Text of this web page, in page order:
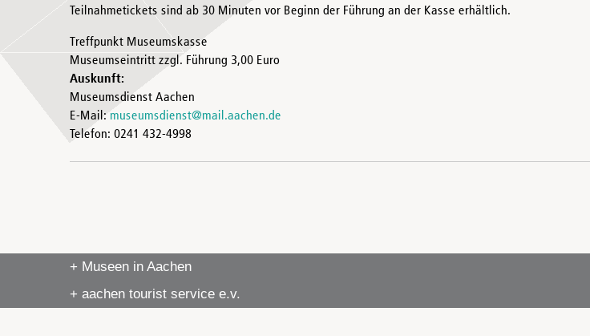
Teilnahmetickets sind ab 30 Minuten vor Beginn der Führung an der Kasse erhältlich.
Treffpunkt Museumskasse
Museumseintritt zzgl. Führung 3,00 Euro
Auskunft:
Museumsdienst Aachen
E-Mail: museumsdienst@mail.aachen.de
Telefon: 0241 432-4998
+ Museen in Aachen
+ aachen tourist service e.v.